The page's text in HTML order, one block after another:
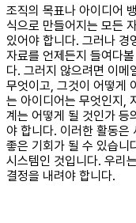
조직의 목표나 아이디어
식으로 만들어지는 모든
있어야 합니다. 그러나 경
자료를 언제든지 들여다
다. 그러지 않으려면 이메
무엇이고, 그것이 어떻게
는 아이디어는 무엇인지,
계는 어떻게 될 것인가 등
야 합니다. 이러한 활동은
좋은 기회가 될 수 있습니
시스템인 것입니다. 우리
결정을 내려야 합니다.